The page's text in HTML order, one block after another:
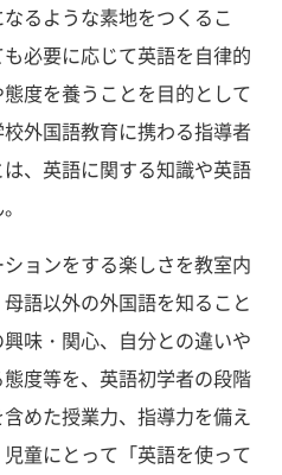
るような素地をつくるこ
必要に応じて英語を自律的
度を養うことを目的として
外国語教育に携わる指導者
、英語に関する知識や英語
ョンをする楽しさを教室内
語以外の外国語を知ること
味・関心、自分との違いや
度等を、英語初学者の段階
めた授業力、指導力を備え
童にとって「英語を使って